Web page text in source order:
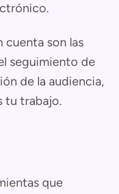
cuenta son las
seguimiento de
de la audiencia,
tu trabajo.
que